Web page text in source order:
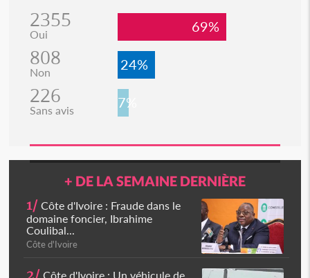
2355
Oui 69%
808
Non 24%
226
Sans avis 7%
+ DE LA SEMAINE DERNIÈRE
1/ Côte d'Ivoire : Fraude dans le
domaine foncier, Ibrahime
Coulibal...
Côte d'Ivoire
Côte d'Ivoire : Un véhicule de